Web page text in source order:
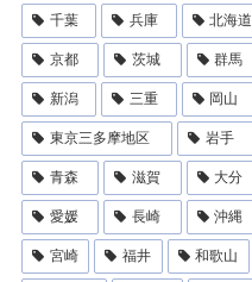
千葉 兵庫 北海道
京都 茨城 群馬
新潟 三重 岡山
東京三多摩地区 岩手
青森 滋賀 大分
愛媛 長崎 沖縄
宮崎 福井 和歌山